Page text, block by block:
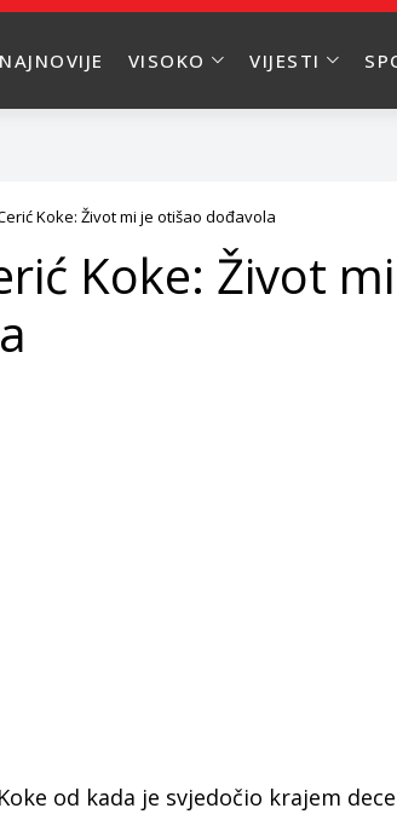
NAJNOVIJE VISOKO VIJESTI
Koke: Život mi je otišao dođavola
Koke: Život
od kada je svjedočio krajem